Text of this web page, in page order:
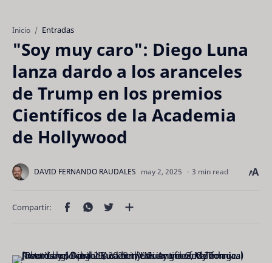
Inicio Entradas
"Soy muy caro": Diego Luna
lanza dardo a los aranceles
de Trump en los premios
Científicos de la Academia
de Hollywood
3 min read